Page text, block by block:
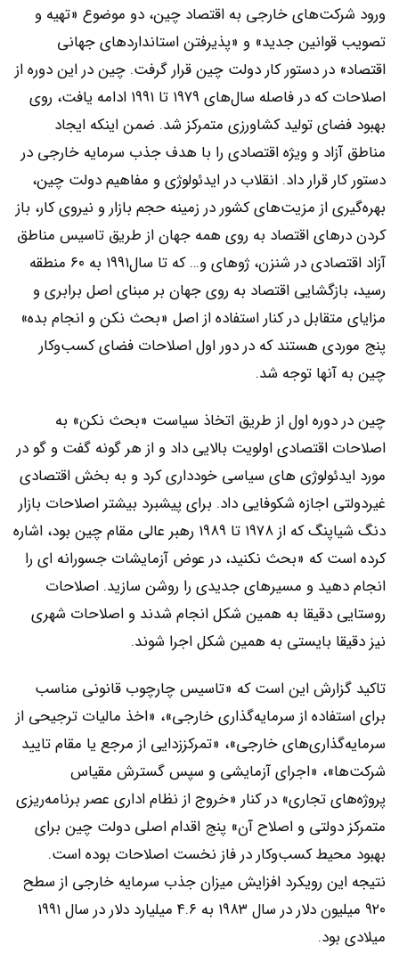
ورود شرکت‌های خارجی به اقتصاد چین، دو موضوع «تهیه و
تصویب قوانین جدید» و «پذیرفتن استانداردهای جهانی
اقتصاد» در دستور کار دولت چین قرار گرفت. چین در این دوره از
اصلاحات که در فاصله سال‌های ۱۹۷۹ تا ۱۹۹۱ ادامه یافت، روی
بهبود فضای تولید کشاورزی متمرکز شد. ضمن اینکه ایجاد
مناطق آزاد و ویژه اقتصادی را با هدف جذب سرمایه خارجی در
دستور کار قرار داد. انقلاب در ایدئولوژی و مفاهیم دولت چین،
بهره‌گیری از مزیت‌های کشور در زمینه حجم بازار و نیروی کار، باز
کردن درهای اقتصاد به روی همه جهان از طریق تاسیس مناطق
آزاد اقتصادی در شنزن، ژوهای و… که تا سال۱۹۹۱ به ۶۰ منطقه
رسید، بازگشایی اقتصاد به روی جهان بر مبنای اصل برابری و
مزایای متقابل در کنار استفاده از اصل «بحث نکن و انجام بده»
پنج موردی هستند که در دور اول اصلاحات فضای کسب‌و‌کار
چین به آنها توجه شد.
چین در دوره اول از طریق اتخاذ سیاست «بحث نکن» به
اصلاحات اقتصادی اولویت بالایی داد و از هر گونه گفت و گو در
مورد ایدئولوژی های سیاسی خودداری کرد و به بخش اقتصادی
غیردولتی اجازه شکوفایی داد. برای پیشبرد بیشتر اصلاحات بازار
دنگ شیاپنگ که از ۱۹۷۸ تا ۱۹۸۹ رهبر عالی مقام چین بود، اشاره
کرده است که «بحث نکنید، در عوض آزمایشات جسورانه ای را
انجام دهید و مسیرهای جدیدی را روشن سازید. اصلاحات
روستایی دقیقا به همین شکل انجام شدند و اصلاحات شهری
نیز دقیقا بایستی به همین شکل اجرا شوند.
تاکید گزارش این است که «تاسیس چارچوب قانونی مناسب
برای استفاده از سرمایه‌گذاری‌ خارجی»، «اخذ مالیات ترجیحی از
سرمایه‌گذاری‌های خارجی»، «تمرکززدایی از مرجع یا مقام تایید
شرکت‌ها»، «اجرای آزمایشی و سپس گسترش مقیاس
پروژه‌های تجاری» در کنار «خروج از نظام اداری عصر برنامه‌ریزی
متمرکز دولتی و اصلاح آن» پنج اقدام اصلی دولت چین برای
بهبود محیط کسب‌و‌کار در فاز نخست اصلاحات بوده است.
نتیجه این رویکرد افزایش میزان جذب سرمایه خارجی از سطح
۹۲۰ میلیون دلار در سال ۱۹۸۳ به ۴.۶ میلیارد دلار در سال ۱۹۹۱
میلادی بود.